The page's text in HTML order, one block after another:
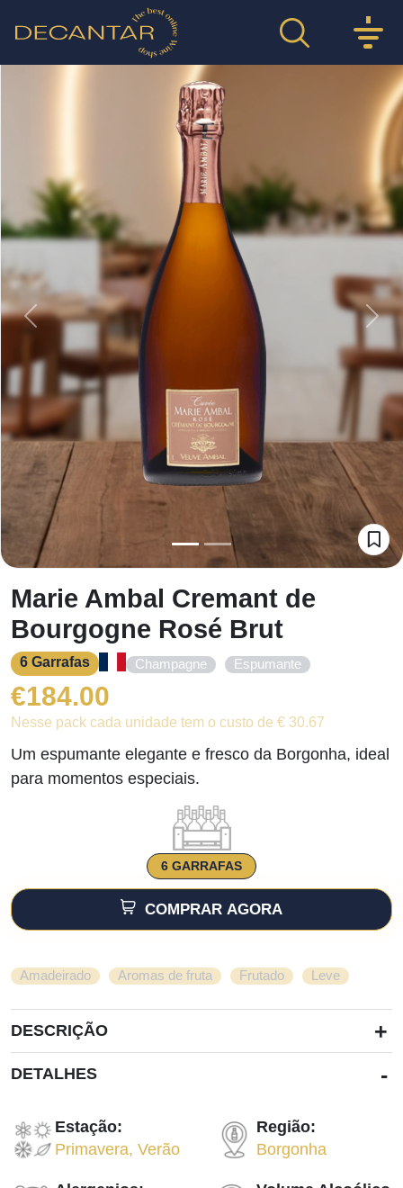
Previous
Marie Ambal Cremant de
Bourgogne Rosé Brut
6 Garrafas Champagne Espumante
€184.00
Nesse pack cada unidade tem o custo de € 30.67
Um espumante elegante e fresco da Borgonha, ideal
para momentos especiais.
6 GARRAFAS
COMPRAR AGORA
Amadeirado Aromas de fruta Frutado Leve
DESCRIÇÃO +
DETALHES -
Estação:
Primavera,Verão
Região:
Borgonha